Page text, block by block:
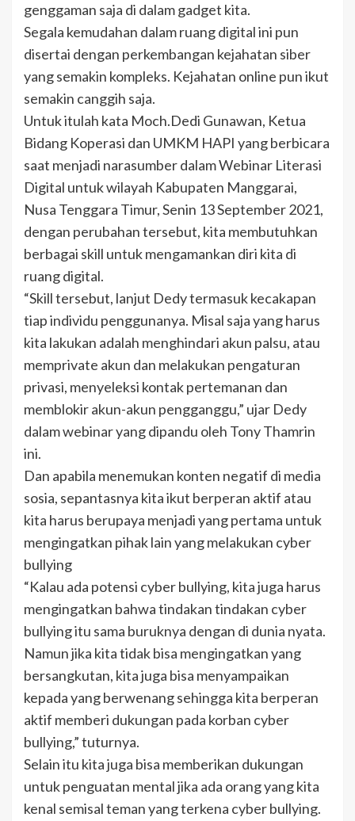
genggaman saja di dalam gadget kita.
Segala kemudahan dalam ruang digital ini pun
disertai dengan perkembangan kejahatan siber
yang semakin kompleks. Kejahatan online pun ikut
semakin canggih saja.
Untuk itulah kata Moch.Dedi Gunawan, Ketua
Bidang Koperasi dan UMKM HAPI yang berbicara
saat menjadi narasumber dalam Webinar Literasi
Digital untuk wilayah Kabupaten Manggarai,
Nusa Tenggara Timur, Senin 13 September 2021,
dengan perubahan tersebut, kita membutuhkan
berbagai skill untuk mengamankan diri kita di
ruang digital.
“Skill tersebut, lanjut Dedy termasuk kecakapan
tiap individu penggunanya. Misal saja yang harus
kita lakukan adalah menghindari akun palsu, atau
memprivate akun dan melakukan pengaturan
privasi, menyeleksi kontak pertemanan dan
memblokir akun-akun pengganggu,” ujar Dedy
dalam webinar yang dipandu oleh Tony Thamrin
ini.
Dan apabila menemukan konten negatif di media
sosia, sepantasnya kita ikut berperan aktif atau
kita harus berupaya menjadi yang pertama untuk
mengingatkan pihak lain yang melakukan cyber
bullying
“Kalau ada potensi cyber bullying, kita juga harus
mengingatkan bahwa tindakan tindakan cyber
bullying itu sama buruknya dengan di dunia nyata.
Namun jika kita tidak bisa mengingatkan yang
bersangkutan, kita juga bisa menyampaikan
kepada yang berwenang sehingga kita berperan
aktif memberi dukungan pada korban cyber
bullying,” tuturnya.
Selain itu kita juga bisa memberikan dukungan
untuk penguatan mental jika ada orang yang kita
kenal semisal teman yang terkena cyber bullying.